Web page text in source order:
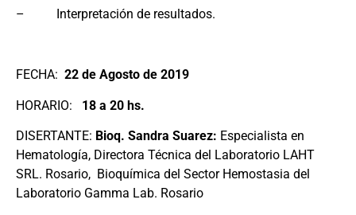
– Interpretación de resultados.
FECHA: 22 de Agosto de 2019
HORARIO: 18 a 20 hs.
DISERTANTE: Bioq. Sandra Suarez: Especialista en
Hematología, Directora Técnica del Laboratorio LAHT
SRL. Rosario, Bioquímica del Sector Hemostasia del
Laboratorio Gamma Lab. Rosario